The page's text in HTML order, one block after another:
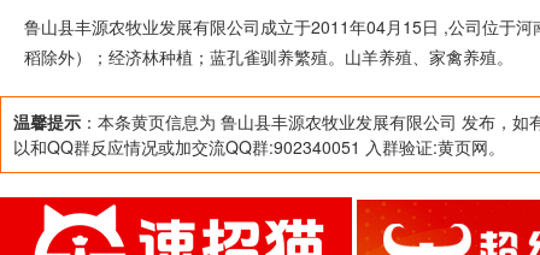
鲁山县丰源农牧业发展有限公司成立于2011年04月15日 ,公司位于
稻除外）；经济林种植；蓝孔雀驯养繁殖。山羊养殖、家禽养殖。
温馨提示 ：本条黄页信息为 鲁山县丰源农牧业发展有限公司 发布，如
以和QQ群反应情况或加交流QQ群:902340051 入群验证:黄页网。